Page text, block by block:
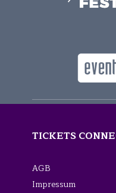
TICKETS
AGB
Impressum